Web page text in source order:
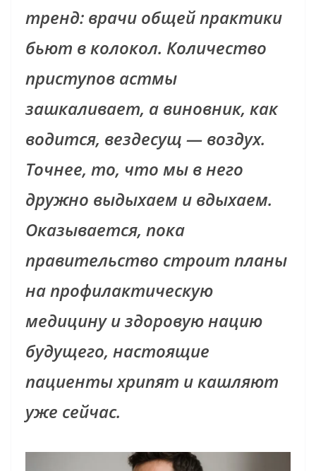
тренд: врачи общей практики
бьют в колокол. Количество
приступов астмы
зашкаливает, а виновник, как
водится, вездесущ — воздух.
Точнее, то, что мы в него
дружно выдыхаем и вдыхаем.
Оказывается, пока
правительство строит планы
на профилактическую
медицину и здоровую нацию
будущего, настоящие
пациенты хрипят и кашляют
уже сейчас.